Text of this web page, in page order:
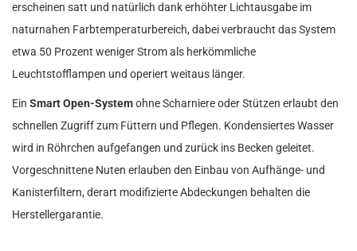
erscheinen satt und natürlich dank erhöhter Lichtausgabe im
naturnahen Farbtemperaturbereich, dabei verbraucht das System
etwa 50 Prozent weniger Strom als herkömmliche
Leuchtstofflampen und operiert weitaus länger.
Ein Smart Open-Systemohne Scharniere oder Stützen erlaubt den
schnellen Zugriff zum Füttern und Pflegen. Kondensiertes Wasser
wird in Röhrchen aufgefangen und zurück ins Becken geleitet.
Vorgeschnittene Nuten erlauben den Einbau von Aufhänge- und
Kanisterfiltern, derart modifizierte Abdeckungen behalten die
Herstellergarantie.